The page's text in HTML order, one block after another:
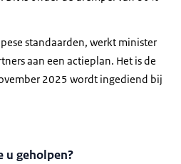
standaarden, werkt minister
aan een actieplan. Het is de
2025 wordt ingediend bij
u geholpen?